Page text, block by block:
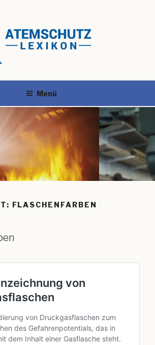
Menü
FLASCHENFARBEN